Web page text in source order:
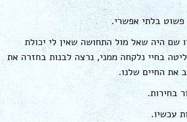
בלתי אפשרי.
שם היה שאל מול התחושה שאין לי יכולת
בחיי נלקחה ממני, נרצה לבנות בחזרה את
את החיים שלנו.
בחירות.
עכשיו.